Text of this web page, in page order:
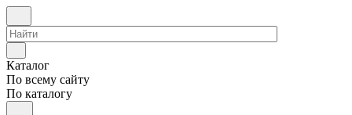
Каталог
По всему сайту
По каталогу